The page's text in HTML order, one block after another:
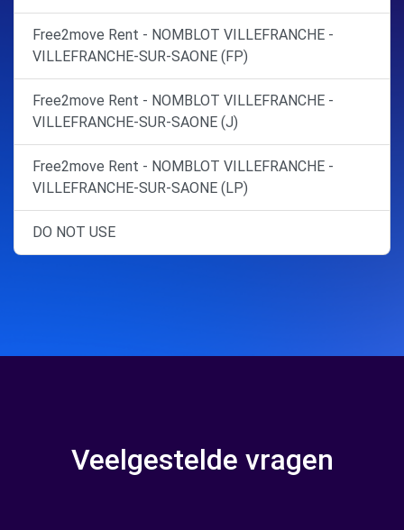
Free2move Rent - NOMBLOT VILLEFRANCHE -
VILLEFRANCHE-SUR-SAONE (FP)
Free2move Rent - NOMBLOT VILLEFRANCHE -
VILLEFRANCHE-SUR-SAONE (J)
Free2move Rent - NOMBLOT VILLEFRANCHE -
VILLEFRANCHE-SUR-SAONE (LP)
DO NOT USE
Veelgestelde vragen